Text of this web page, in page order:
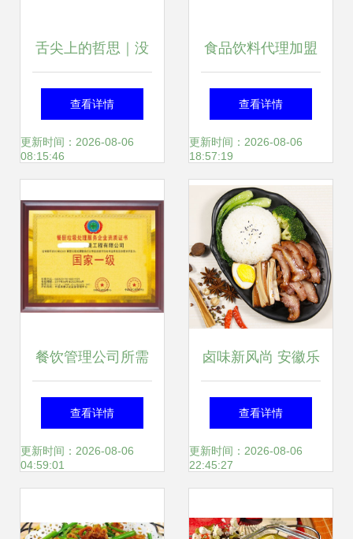
舌尖上的哲思｜没
吃过水俤粉干的米
粉，何谈感悟人生
查看详情
更新时间：2026-08-06
08:15:46
食品饮料代理加盟
指南 第53页聚焦餐
饮管理精髓
查看详情
更新时间：2026-08-06
18:57:19
餐饮管理公司所需
的企业资质与办理
要点
查看详情
更新时间：2026-08-06
04:59:01
卤味新风尚 安徽乐
创餐饮管理「卤猪
鼻套苏餐」的美味
查看详情
更新时间：2026-08-06
22:45:27